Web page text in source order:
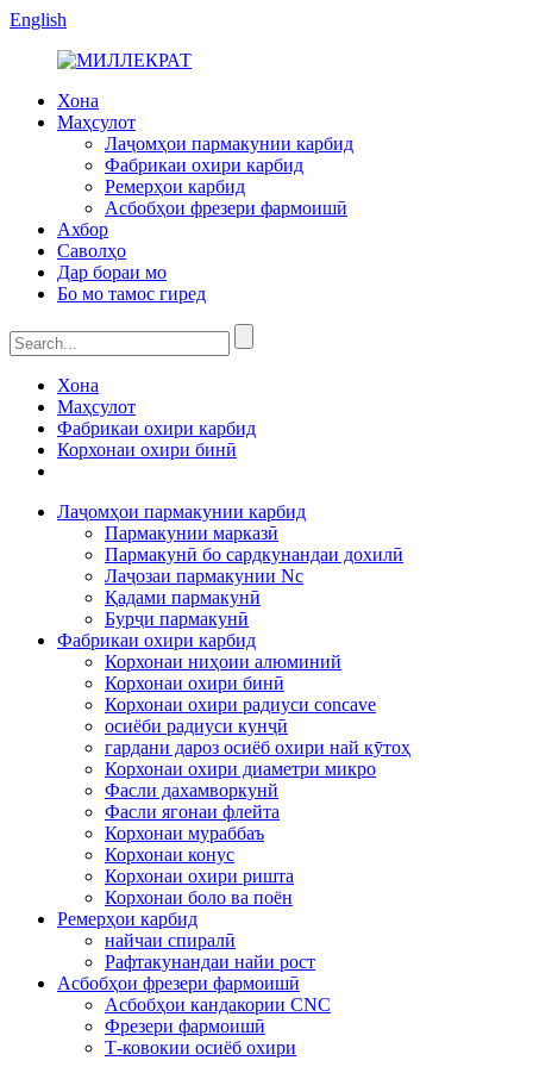
English
Хона
Маҳсулот
Лаҷомҳои пармакунии карбид
Фабрикаи охири карбид
Ремерҳои карбид
Асбобҳои фрезери фармоишӣ
Ахбор
Саволҳо
Дар бораи мо
Бо мо тамос гиред
Хона
Маҳсулот
Фабрикаи охири карбид
Корхонаи охири бинӣ
Лаҷомҳои пармакунии карбид
Пармакунии марказӣ
Пармакунӣ бо сардкунандаи дохилӣ
Лаҷозаи пармакунии Nc
Қадами пармакунӣ
Бурҷи пармакунӣ
Фабрикаи охири карбид
Корхонаи ниҳоии алюминий
Корхонаи охири бинӣ
Корхонаи охири радиуси concave
осиёби радиуси кунҷӣ
гардани дароз осиёб охири най кӯтоҳ
Корхонаи охири диаметри микро
Фасли дахамворкунй
Фасли ягонаи флейта
Корхонаи мураббаъ
Корхонаи конус
Корхонаи охири ришта
Корхонаи боло ва поён
Ремерҳои карбид
найчаи спиралӣ
Рафтакунандаи найи рост
Асбобҳои фрезери фармоишӣ
Асбобҳои кандакории CNC
Фрезери фармоишӣ
Т-ковокии осиёб охири